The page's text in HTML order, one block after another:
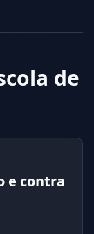
de
e contra